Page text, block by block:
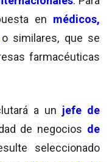
en médicos,
o similares, que se
farmacéuticas
a un jefe de
de negocios de
seleccionado